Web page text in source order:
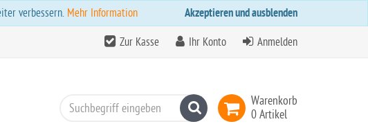
verbessern. Mehr Information Akzeptieren und ausblenden
Zur Kasse Ihr Konto Anmelden
Warenkorb
0 Artikel
Suchen